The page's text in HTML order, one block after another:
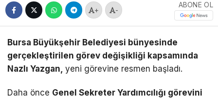
+ -
ABONE OL
Bursa Büyükşehir Belediyesi bünyesinde
gerçekleştirilen görev değişikliği kapsamında
Nazlı Yazgan, yeni görevine resmen başladı.
Daha önce Genel Sekreter Yardımcılığı görevini